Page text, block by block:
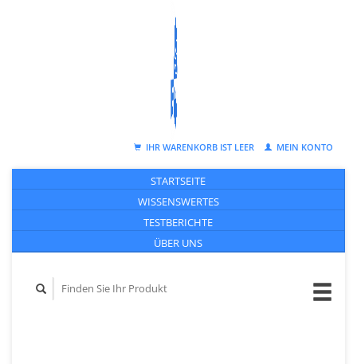
IHR WARENKORB IST LEER MEIN KONTO
STARTSEITE
WISSENSWERTES
TESTBERICHTE
ÜBER UNS